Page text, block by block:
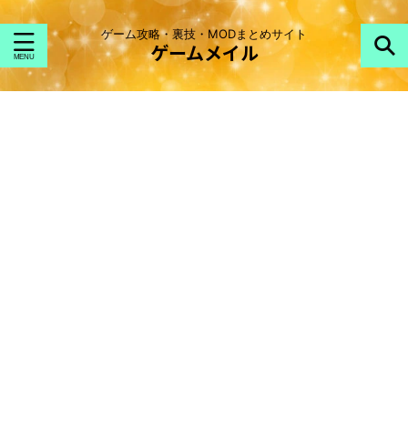
ゲーム攻略・裏技・MODまとめサイト
ゲームメイル